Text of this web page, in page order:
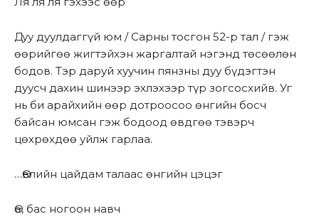
Дуу дуулдаггүй юм / Сарны тосгон 52-р тал / гэж
өөрийгөө жигтэйхэн жаргалтай нэгэнд төсөөлөн
бодов. Тэр даруй хуучин пянзны дуу бүдэгтэн
дуусч дахин шинээр эхлэхээр түр зогсосхийв. Уг
нь би арайхийн өөр дотроосоо өнгийн босч
байсан юмсан гэж бодоод өвдгөө тэвэрч
цөхрөхдөө уйлж гарлаа.
…Өвлийн цайдам талаас өнгийн цэцэг
Өө, бас ногоон навч